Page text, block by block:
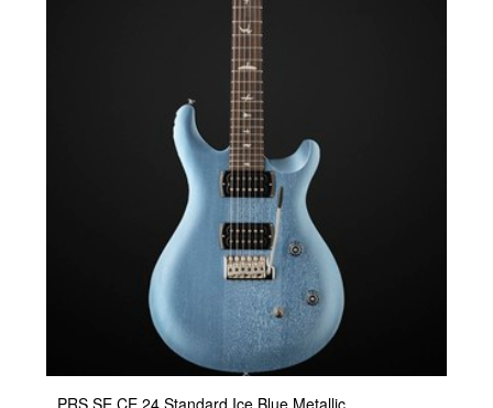
PRS SE CE 24 Standard Ice Blue Metallic